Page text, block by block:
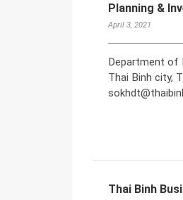
Planning &
April 3, 2021
Department of
Thai Binh city,
Thai Binh